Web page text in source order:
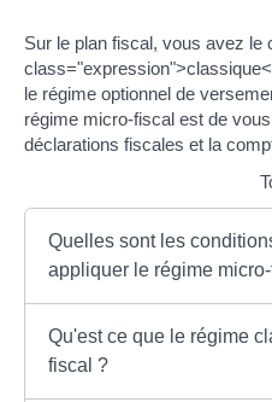
Sur le plan fiscal, vous avez le
le régime optionnel de
régime micro-fiscal est de
déclarations fiscales et la
Quelles sont les
appliquer le régime
Qu'est ce que le régime
fiscal ?